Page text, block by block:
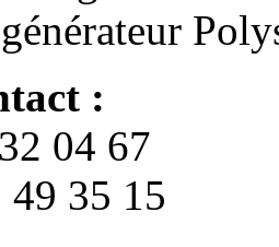
:
04 67
35 15